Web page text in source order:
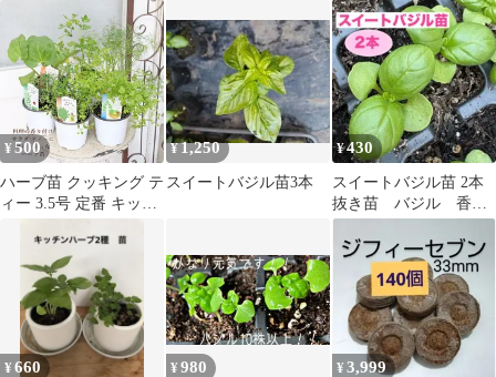
ス料理に！
¥500
ハーブ苗 クッキング テ
ィー 3.5号 定番 キッチ
ス スイートマジョラム
スープセロリ フェンネ
ル サラダバーネット ク
レソン ルバーブレッド
フレンチタラゴン ジェ
ノベーゼバジル ディル
料理 多年草
¥1,250
スイートバジル苗3本
¥430
スイートバジル苗 2本
抜き苗 バジル 香味
野菜
¥660 ¥980 ¥3,999